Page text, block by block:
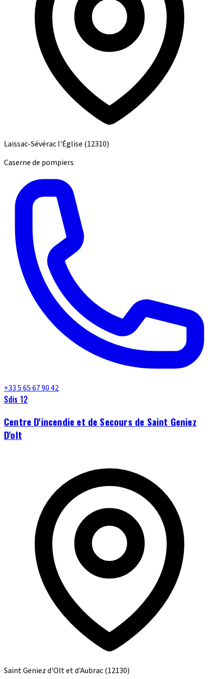
Laissac-Sévérac l'Église (12310)
Caserne de pompiers
+33 5 65 67 90 42
Sdis 12
Centre D'incendie et de Secours de Saint Geniez
D'olt
Saint Geniez d'Olt et d'Aubrac(12130)